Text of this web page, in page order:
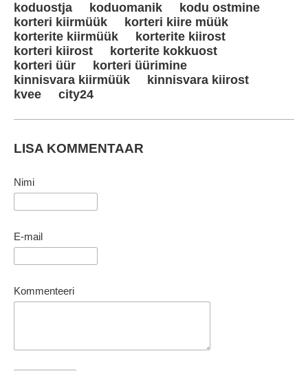
koduostja koduomanik
kodu ostmine
korteri kiirmüük
korteri kiire müük
korterite kiirmüük
korterite kiirost
korteri kiirost
korterite kokkuost
korteri üür
korteri üürimine
kinnisvara kiirmüük
kinnisvara kiirost
kvee
city24
LISA KOMMENTAAR
Nimi
E-mail
Kommenteeri